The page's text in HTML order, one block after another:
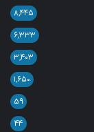
۸,۴۴۵
۶,۳۳۳
۳,۴۰۳
۱,۶۵۰
۵۹
۴۴